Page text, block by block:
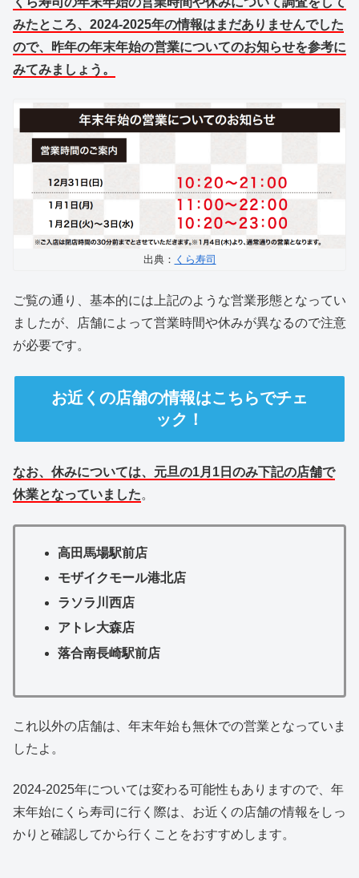
みたところ、2024-2025年の情報はまだありませんでした
ので、昨年の年末年始の営業についてのお知らせを参考に
みてみましょう。
出典： くら寿司
ご覧の通り、基本的には上記のような営業形態となってい
ましたが、店舗によって営業時間や休みが異なるので注意
が必要です。
お近くの店舗の情報はこちらでチェ
ック！
なお、休みについては、元旦の1月1日のみ下記の店舗で
休業となっていました。
高田馬場駅前店
モザイクモール港北店
ラソラ川西店
アトレ大森店
落合南長崎駅前店
これ以外の店舗は、年末年始も無休での営業となっていま
したよ。
2024-2025年については変わる可能性もありますので、年
末年始にくら寿司に行く際は、お近くの店舗の情報をしっ
かりと確認してから行くことをおすすめします。